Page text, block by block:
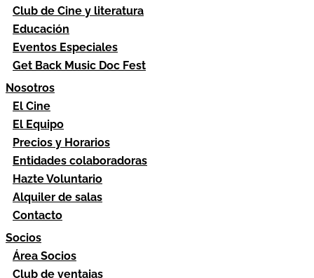
Club de Cine y literatura
Educación
Eventos Especiales
Get Back Music Doc Fest
Nosotros
El Cine
El Equipo
Precios y Horarios
Entidades colaboradoras
Hazte Voluntario
Alquiler de salas
Contacto
Socios
Área Socios
Club de ventajas